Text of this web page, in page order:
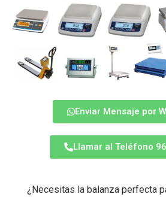
Enviar Mensaje por
Llamar al Teléfono
¿Necesitas la balanza perfecta